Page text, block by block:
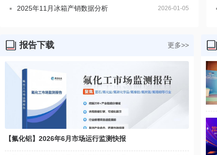
2025年11月冰箱产销数据分析 2026-01-05
报告下载 更多>>
【氟化铝】2026年6月市场运行监测快报